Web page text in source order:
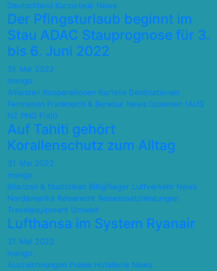
Deutschland Kurzurlaub News
Der Pfingsturlaub beginnt im
Stau ADAC Stauprognose für 3.
bis 6. Juni 2022
31. Mai 2022
mango
Allianzen Kooperationen Kartelle Destinationen
Fernreisen Frankreich & Benelux News Ozeanien (AUS
NZ PNG Fidji)
Auf Tahiti gehört
Korallenschutz zum Alltag
31. Mai 2022
mango
Bilanzen & Statistiken Billigflieger Luftverkehr News
Nordamerika Reiserecht Reisezusatzleistungen
Travelequipment Umwelt
Lufthansa im System Ryanair
31. Mai 2022
mango
Auszeichnungen Preise Hotellerie News